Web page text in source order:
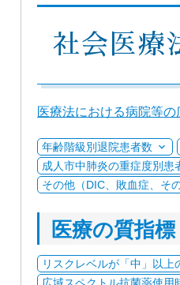
社会医療
医療法における病院等の
年齢階級別退院患者数
成人市中肺炎の重症度別患
その他（DIC、敗血症、そ
医療の質指標
リスクレベルが「中」以